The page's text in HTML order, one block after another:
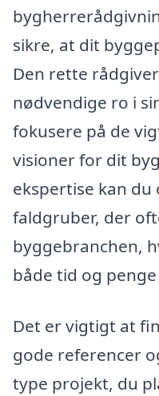
sikre, at dit
Den rette
nødvendige ro i
fokusere på de
visioner for dit
ekspertise kan
faldgruber, der
byggebranchen,
både tid og
Det er vigtigt at
gode referencer
type projekt, du